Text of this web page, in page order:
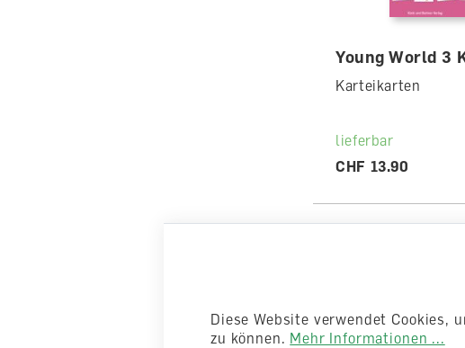
Young World 3
Karteikarten
lieferbar
CHF 13.90
Diese Website verwendet Cookies,
zu können. Mehr Informationen ...